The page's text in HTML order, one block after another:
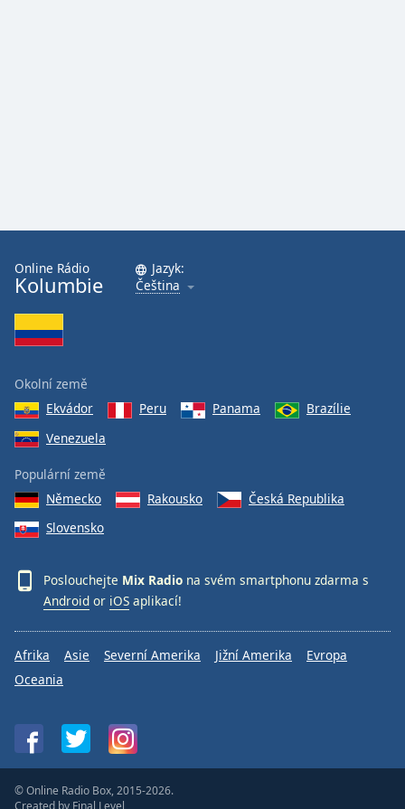
Online Rádio
Kolumbie
Jazyk:
Čeština
Okolní země
Ekvádor
Peru Panama
Brazílie
Venezuela
Populární země
Německo
Rakousko
Česká Republika
Slovensko
Poslouchejte Mix Radio na svém smartphonu zdarma s
Android or iOS aplikací!
Afrika Asie Severní Amerika Jižní Amerika
Evropa
Oceania
© Online Radio Box, 2015-2026.
Created by Final Level